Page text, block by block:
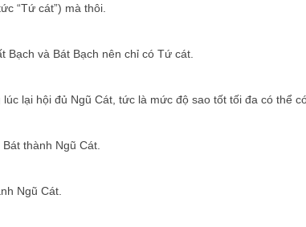
“Tứ cát”) mà thôi.
và Bát Bạch nên chỉ có Tứ cát.
lại hội đủ Ngũ Cát, tức là mức độ sao tốt tối đa có thể
thành Ngũ Cát.
Ngũ Cát.